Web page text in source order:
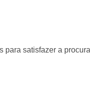
para satisfazer a